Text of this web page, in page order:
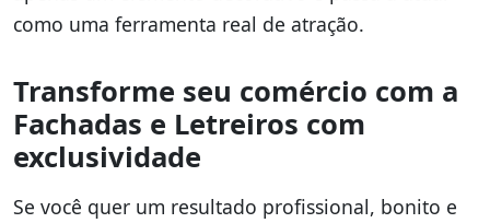
como uma ferramenta real de atração.
Transforme seu comércio com a
Fachadas e Letreiros com
exclusividade
Se você quer um resultado profissional, bonito e